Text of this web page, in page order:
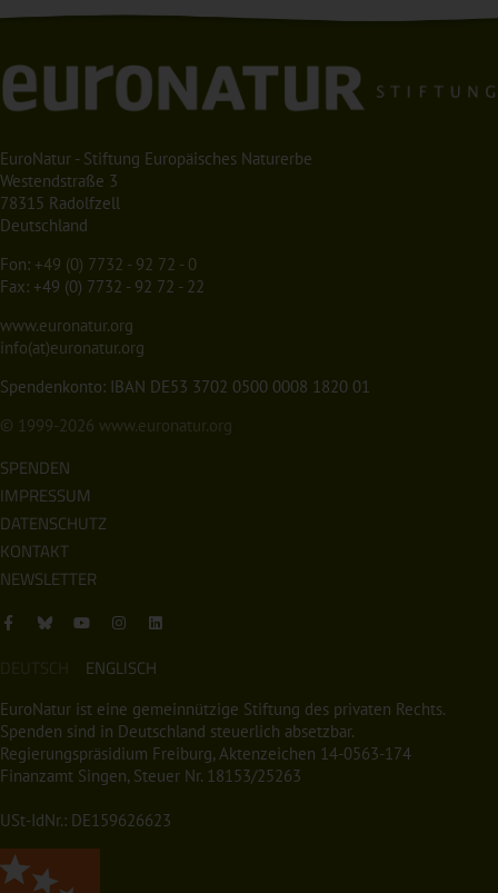
EuroNatur - Stiftung Europäisches Naturerbe
Westendstraße 3
78315 Radolfzell
Deutschland
Fon: +49 (0) 7732 - 92 72 - 0
Fax: +49 (0) 7732 - 92 72 - 22
www.euronatur.org
info(at)euronatur.org
Spendenkonto: IBAN DE53 3702 0500 0008 1820 01
© 1999-2026 www.euronatur.org
SPENDEN
IMPRESSUM
DATENSCHUTZ
KONTAKT
NEWSLETTER
DEUTSCH ENGLISCH
EuroNatur ist eine gemeinnützige Stiftung des privaten Rechts.
Spenden sind in Deutschland steuerlich absetzbar.
Regierungspräsidium Freiburg, Aktenzeichen 14-0563-174
Finanzamt Singen, Steuer Nr. 18153/25263
USt-IdNr.: DE159626623